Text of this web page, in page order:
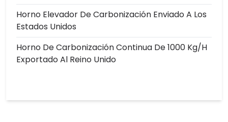
Horno Elevador De Carbonización Enviado A Los
Estados Unidos
Horno De Carbonización Continua De 1000 Kg/h
Exportado Al Reino Unido